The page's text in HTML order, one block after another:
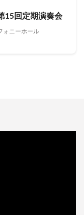
15回定期演奏会
ォニーホール